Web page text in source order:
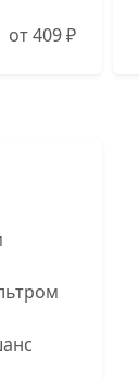
от 409₽